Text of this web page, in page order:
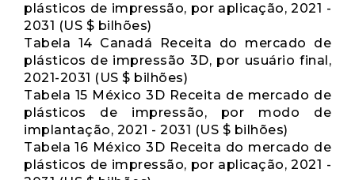
plásticos de impressão, por aplicação, 2021 -
2031 (US $ bilhões)
Tabela 14 Canadá Receita do mercado de
plásticos de impressão 3D, por usuário final,
2021-2031 (US $ bilhões)
Tabela 15 México 3D Receita de mercado de
plásticos de impressão, por modo de
implantação, 2021 - 2031 (US $ bilhões)
Tabela 16 México 3D Receita do mercado de
plásticos de impressão, por aplicação, 2021 -